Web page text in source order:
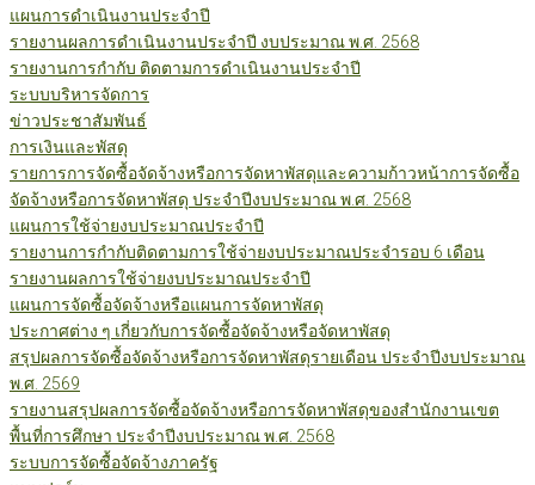
แผนการดำเนินงานประจำปี
รายงานผลการดำเนินงานประจำปี งบประมาณ พ.ศ. 2568
รายงานการกำกับ ติดตามการดำเนินงานประจำปี
ระบบบริหารจัดการ
ข่าวประชาสัมพันธ์
การเงินและพัสดุ
รายการการจัดซื้อจัดจ้างหรือการจัดหาพัสดุและความก้าวหน้าการจัดซื้อ
จัดจ้างหรือการจัดหาพัสดุ ประจำปีงบประมาณ พ.ศ. 2568
แผนการใช้จ่ายงบประมาณประจำปี
รายงานการกำกับติดตามการใช้จ่ายงบประมาณประจำรอบ 6 เดือน
รายงานผลการใช้จ่ายงบประมาณประจำปี
แผนการจัดซื้อจัดจ้างหรือแผนการจัดหาพัสดุ
ประกาศต่าง ๆ เกี่ยวกับการจัดซื้อจัดจ้างหรือจัดหาพัสดุ
สรุปผลการจัดซื้อจัดจ้างหรือการจัดหาพัสดุรายเดือน ประจำปีงบประมาณ
พ.ศ. 2569
รายงานสรุปผลการจัดซื้อจัดจ้างหรือการจัดหาพัสดุของสำนักงานเขต
พื้นที่การศึกษา ประจำปีงบประมาณ พ.ศ. 2568
ระบบการจัดซื้อจัดจ้างภาครัฐ